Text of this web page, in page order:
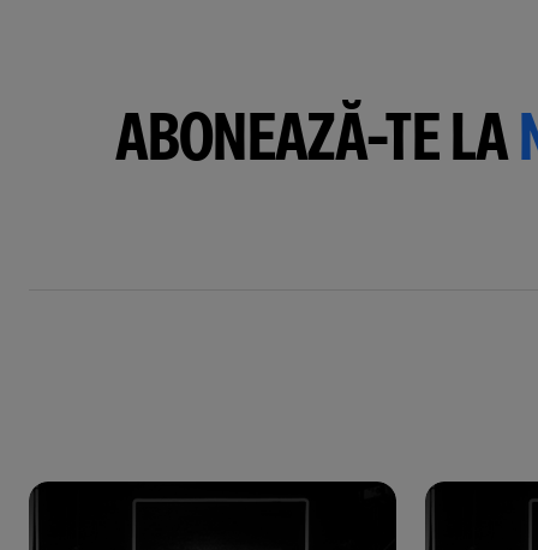
ABONEAZĂ-TE LA